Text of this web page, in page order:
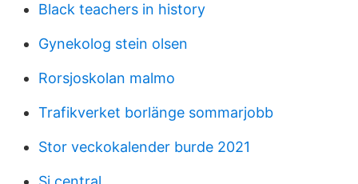
Black teachers in history
Gynekolog stein olsen
Rorsjoskolan malmo
Trafikverket borlänge sommarjobb
Stor veckokalender burde 2021